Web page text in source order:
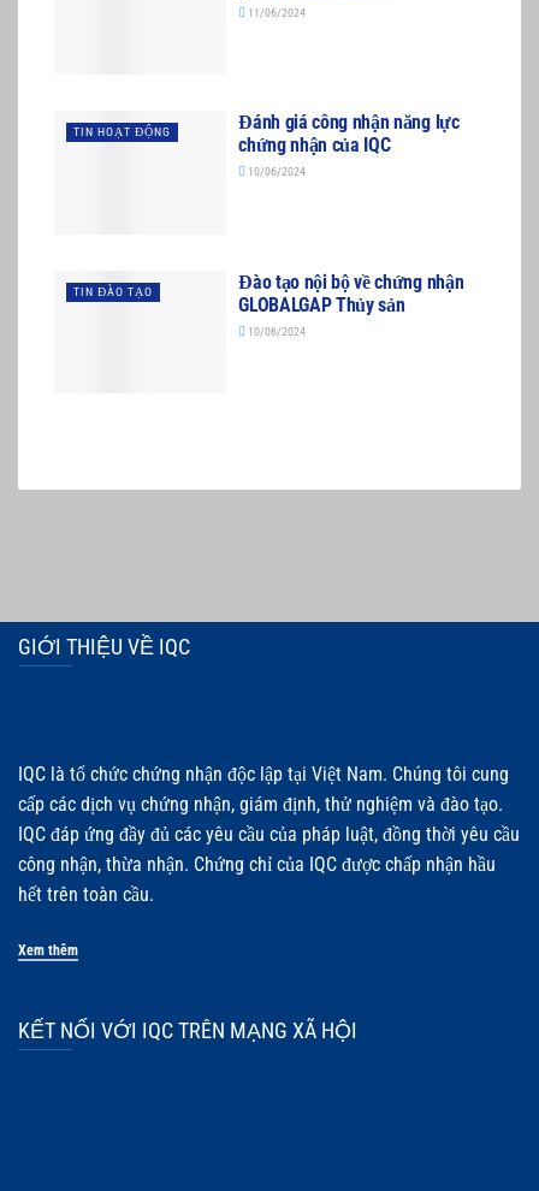
11/06/2024
TIN HOẠT ĐỘNG
Đánh giá công nhận năng lực
chứng nhận của IQC
10/06/2024
TIN ĐÀO TẠO
Đào tạo nội bộ về chứng nhận
GLOBALGAP Thủy sản
10/06/2024
GIỚI THIỆU VỀ IQC
IQC là tổ chức chứng nhận độc lập tại Việt Nam. Chúng tôi cung
cấp các dịch vụ chứng nhận, giám định, thử nghiệm và đào tạo.
IQC đáp ứng đầy đủ các yêu cầu của pháp luật, đồng thời yêu cầu
công nhận, thừa nhận. Chứng chỉ của IQC được chấp nhận hầu
hết trên toàn cầu.
Xem thêm
KẾT NỐI VỚI IQC TRÊN MẠNG XÃ HỘI